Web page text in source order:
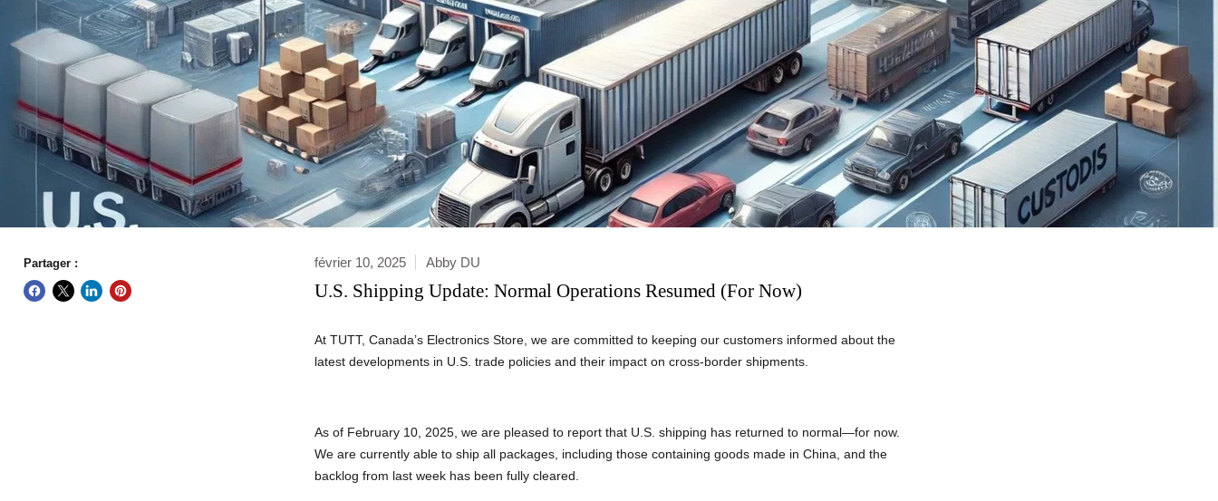
Partager : février 10, 2025 Abby DU
U.S. Shipping Update: Normal Operations Resumed (For Now)
At TUTT, Canada’s Electronics Store, we are committed to keeping our customers informed about the
latest developments in U.S. trade policies and their impact on cross-border shipments.
As of February 10, 2025, we are pleased to report that U.S. shipping has returned to normal—for now.
We are currently able to ship all packages, including those containing goods made in China, and the
backlog from last week has been fully cleared.